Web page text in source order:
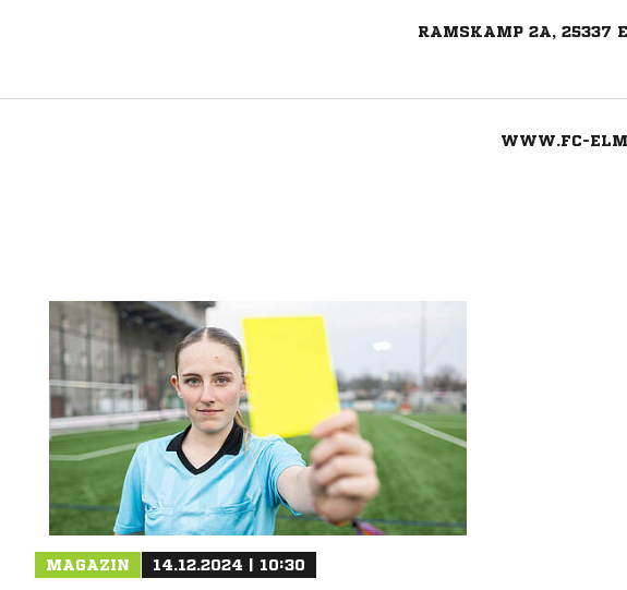
RAMSKAMP 2A, 25337
WWW.FC-
MAGAZIN 14.12.2024 | 10:30